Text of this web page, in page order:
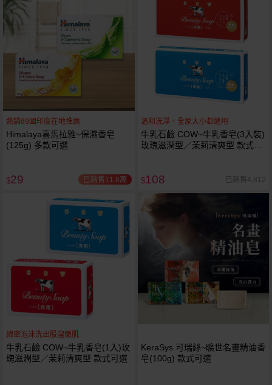
熱銷89國印度在地推薦
Himalaya喜馬拉雅~保濕香皂
(125g) 多款可選
$29 已銷售11.8萬
溫和洗淨，全家大小都適用
牛乳石鹼 COW~牛乳香皂(3入裝)
玫瑰滋潤型／茉莉清爽型 款式可
$108 已銷售4,812
綿密泡沫洗出股溜嫩肌
牛乳石鹼 COW~牛乳香皂(1入)玫
瑰滋潤型／茉莉清爽型 款式可選
KeraSys 可瑞絲~曠世名畫精油香
皂(100g) 款式可選